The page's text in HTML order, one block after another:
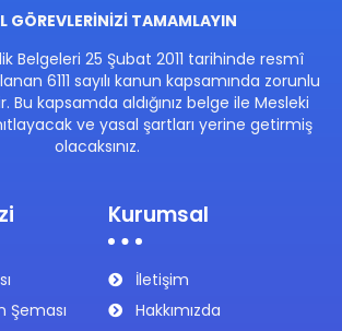
GÖREVLERİNİZİ TAMAMLAYIN
Belgeleri 25 Şubat 2011 tarihinde resmî
6111 sayılı kanun kapsamında zorunlu
Bu kapsamda aldığınız belge ile Mesleki
ve yasal şartları yerine getirmiş
olacaksınız.
Şeması
Kurumsal
İletişim
Hakkımızda